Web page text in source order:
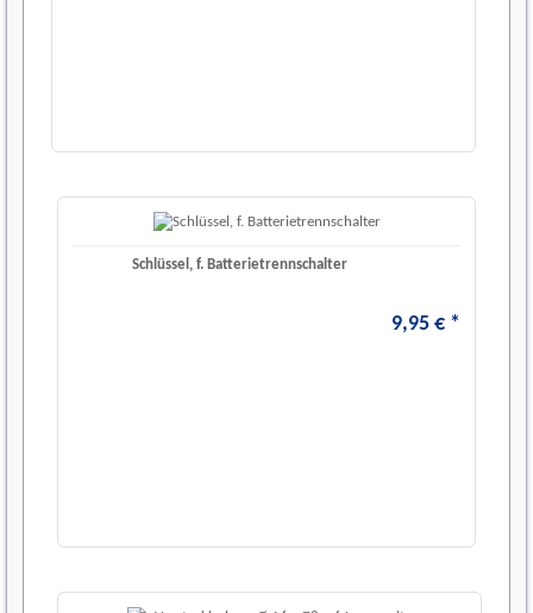
Schlüssel, f. Batterietrennschalter
9,95 € *